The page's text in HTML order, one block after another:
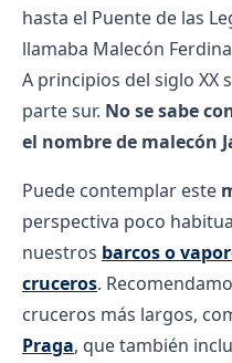
hasta el Puente de las
llamaba Malecón
A principios del siglo XX
parte sur. No se sabe
el nombre de malecón
Puede contemplar este
perspectiva poco
nuestros barcos o
cruceros.
cruceros más largos,
Praga, que también